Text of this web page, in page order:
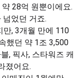
28억 원뿐이에요.
었던 거죠.
만, 3개월 만에 110
했던 약 1조 3,500
, 픽사, 스타워즈 캐
졌어요.